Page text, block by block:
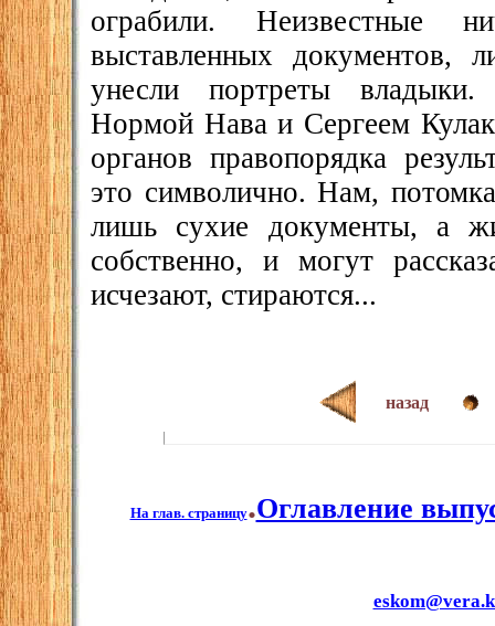
ограбили. Неизвестные
выставленных
унесли портреты
Нормой Нава и Сергеем
органов правопорядка
это символично. Нам,
лишь сухие документы, а
собственно, и могут
исчезают, стираются...
назад
На глав. страницу.Оглавление